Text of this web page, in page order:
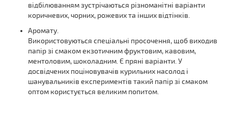
відбілюванням зустрічаються різноманітні варіанти
коричневих, чорних, рожевих та інших відтінків.
Аромату.
Використовуються спеціальні просочення, щоб виходив
папір зі смаком екзотичним фруктовим, кавовим,
ментоловим, шоколадним. Є пряні варіанти. У
досвідчених поціновувачів курильних насолод і
шанувальників експериментів такий папір зі смаком
оптом користується великим попитом.